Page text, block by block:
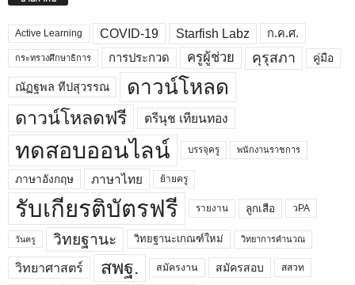
Active Learning COVID-19 Starfish Labz ก.ค.ศ.
กระทรวงศึกษาธิการ การประกวด ครูผู้ช่วย คุรุสภา คู่มือ
ณัฏฐพล ทีปสุวรรณ ดาวน์โหลด
ดาวน์โหลดฟรี ตรีนุช เทียนทอง
ทดสอบออนไลน์ บรรจุครู พนักงานราชการ
ภาษาอังกฤษ ภาษาไทย ย้ายครู
รับเกียรติบัตรฟรี รายงาน ลูกเสือ วPA
วันครู วิทยฐานะ วิทยฐานะเกณฑ์ใหม่ วิทยาการคำนวณ
วิทยาศาสตร์ สพฐ. สมัครงาน สมัครสอบ สสวท